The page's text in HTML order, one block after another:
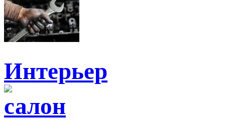
Интерьер